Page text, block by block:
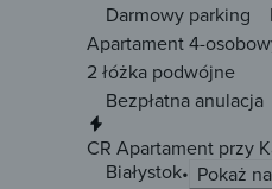
Darmowy parking
Apartament 4-
2 łóżka podwójne
Bezpłatna anulacja
CR Apartament przy
Białystok
Pokaż